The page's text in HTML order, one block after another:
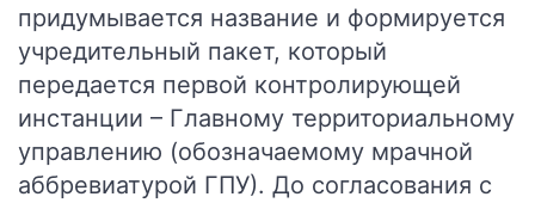
придумывается название и формируется
учредительный пакет, который
передается первой контролирующей
инстанции – Главному территориальному
управлению (обозначаемому мрачной
аббревиатурой ГПУ). До согласования с